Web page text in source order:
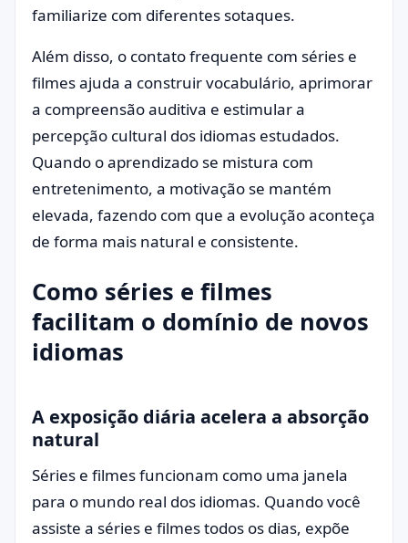
familiarize com diferentes sotaques.
Além disso, o contato frequente com séries e
filmes ajuda a construir vocabulário, aprimorar
a compreensão auditiva e estimular a
percepção cultural dos idiomas estudados.
Quando o aprendizado se mistura com
entretenimento, a motivação se mantém
elevada, fazendo com que a evolução aconteça
de forma mais natural e consistente.
Como séries e filmes
facilitam o domínio de novos
idiomas
A exposição diária acelera a absorção
natural
Séries e filmes funcionam como uma janela
para o mundo real dos idiomas. Quando você
assiste a séries e filmes todos os dias, expõe